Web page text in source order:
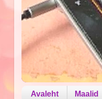
Avaleht Maalid